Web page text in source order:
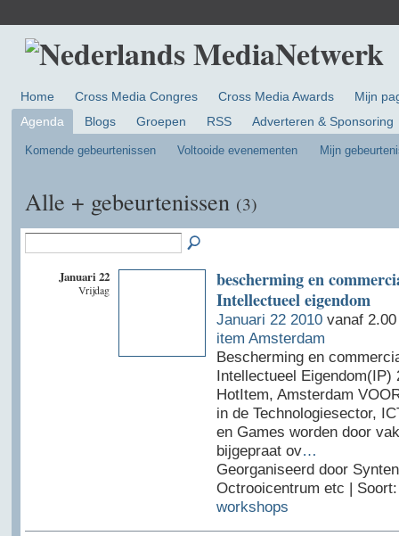
Home Cross Media Congres Cross Media Awards
Mijn
Agenda
Blogs Groepen RSS Adverteren & Sponsoring
Komende gebeurtenissen Voltooide evenementen Mijn
Alle + gebeurtenissen (3)
Januari 22
Vrijdag
bescherming en
Intellectueel eigendom
Januari 22 2010vanaf
item Amsterdam
Bescherming en
Intellectueel Eigendom(IP)
HotItem, Amsterdam
in de Technologiesector,
en Games worden door
bijgepraat ov…
Georganiseerd door
Octrooicentrum etc |
workshops